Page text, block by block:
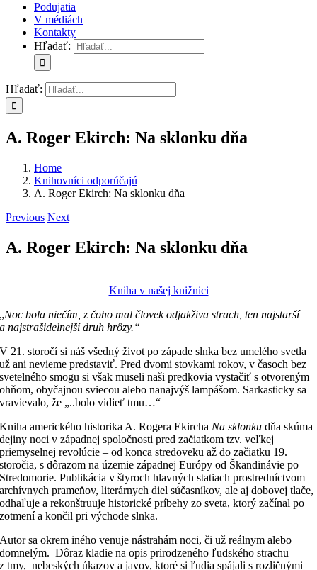
Podujatia
V médiách
Kontakty
Hľadať:
Hľadať:
A. Roger Ekirch: Na sklonku dňa
Home
Knihovníci odporúčajú
A. Roger Ekirch: Na sklonku dňa
Previous Next
A. Roger Ekirch: Na sklonku dňa
Kniha v našej knižnici
„Noc bola niečím, z čoho mal človek odjakživa strach, ten najstarší
a najstrašidelnejší druh hrôzy.“
V 21. storočí si náš všedný život po západe slnka bez umelého svetla
už ani nevieme predstaviť. Pred dvomi stovkami rokov, v časoch bez
svetelného smogu si však museli naši predkovia vystačiť s otvoreným
ohňom, obyčajnou sviecou alebo nanajvýš lampášom. Sarkasticky sa
vravievalo, že „..bolo vidieť tmu…“
Kniha amerického historika A. Rogera Ekircha Na sklonku dňa skúma
dejiny noci v západnej spoločnosti pred začiatkom tzv. veľkej
priemyselnej revolúcie – od konca stredoveku až do začiatku 19.
storočia, s dôrazom na územie západnej Európy od Škandinávie po
Stredomorie. Publikácia v štyroch hlavných statiach prostredníctvom
archívnych prameňov, literárnych diel súčasníkov, ale aj dobovej tlače,
odhaľuje a rekonštruuje historické príbehy zo sveta, ktorý začínal po
zotmení a končil pri východe slnka.
Autor sa okrem iného venuje nástrahám noci, či už reálnym alebo
domnelým. Dôraz kladie na opis prirodzeného ľudského strachu
z tmy, nebeských úkazov a javov, ktoré si ľudia spájali s rozličnými